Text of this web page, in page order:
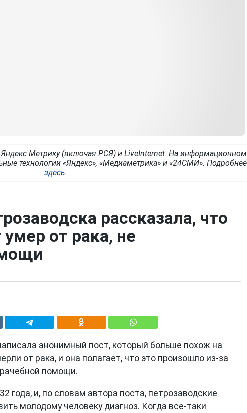
Метрику (включая РСЯ) и LiveInternet. На информационном
технологии «Яндекс», «Медиаметрика» и «24СМИ». Подробнее
здесь.
рассказала, что
от рака, не
анонимный пост, который больше похож на
от рака, и она полагает, что это произошло из-за
помощи.
года, и, по словам автора поста, петрозаводские
молодому человеку диагноз. Когда все-таки